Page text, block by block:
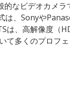
的なビデオカメ
は、Sonyや
は、高解像度（
て多くのプロフ